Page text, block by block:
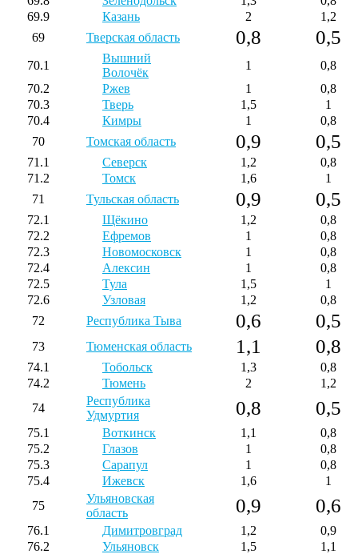
69.9
Казань 2
1,2
69
Тверская область 0,8 0,5
70.1
Вышний
Волочёк
1
0,8
70.2
Ржев 1
0,8
70.3
Тверь 1,5
1
70.4
Кимры 1
0,8
70
Томская область 0,9 0,5
71.1 Северск 1,2
0,8
71.2
Томск 1,6
1
71
Тульская область 0,9 0,5
72.1 Щёкино 1,2
0,8
72.2
Ефремов 1
0,8
72.3
Новомосковск 1
0,8
72.4
Алексин 1
0,8
72.5
Тула 1,5
1
72.6
Узловая 1,2
0,8
72
Республика Тыва 0,6 0,5
73 Тюменская область 1,1 0,8
74.1 Тобольск 1,3
0,8
74.2
Тюмень 2
1,2
74
Республика
Удмуртия
0,8 0,5
75.1 Воткинск 1,1
0,8
75.2
Глазов 1
0,8
75.3
Сарапул 1
0,8
75.4
Ижевск 1,6
1
75
Ульяновская
область
0,9 0,6
76.1 Димитровград 1,2
0,9
76.2
Ульяновск 1,5
1,1